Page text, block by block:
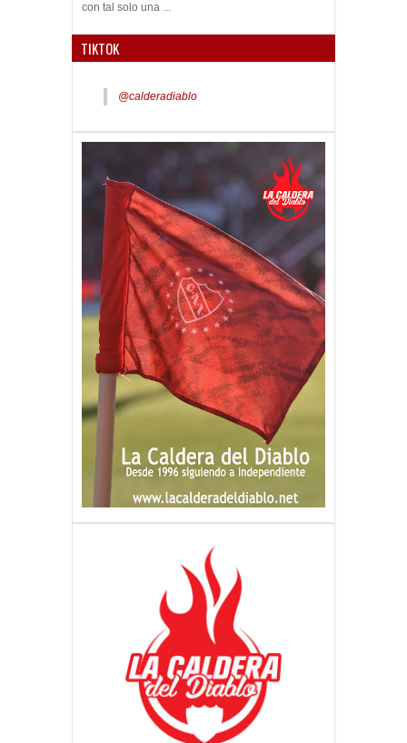
con tal solo una ...
TIKTOK
@calderadiablo